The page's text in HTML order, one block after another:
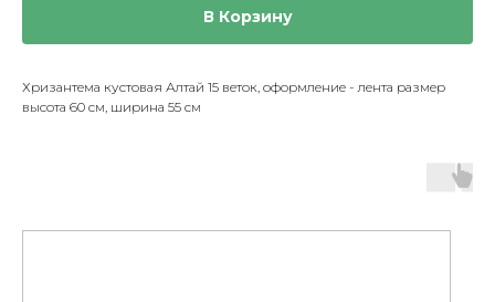
В Корзину
Хризантема кустовая Алтай 15 веток, оформление - лента размер
высота 60 см, ширина 55 см